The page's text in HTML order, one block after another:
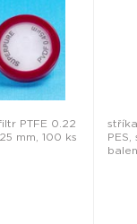
PTFE 0.22
mm, 100 ks